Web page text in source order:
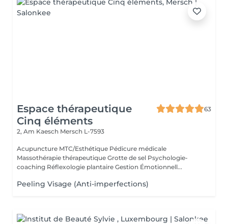
Espace thérapeutique
Cinq éléments
63
2, Am Kaesch Mersch L-7593
Acupuncture MTC/Esthétique Pédicure médicale
Massothérapie thérapeutique Grotte de sel Psychologie-
coaching Réflexologie plantaire Gestion Émotionnell...
Peeling Visage (Anti-imperfections)